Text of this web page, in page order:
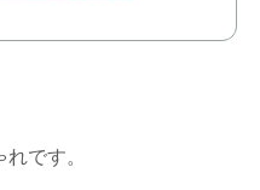
です。